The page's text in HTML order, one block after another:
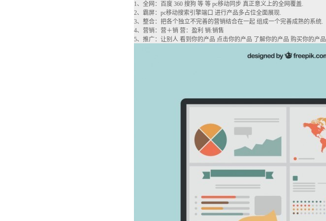
1、全网：百度 360 搜狗 等 等 pc移动同步 真正意义上的全网覆盖.
2、霸屏：pc移动搜索引擎端口 进行产品多占位全面展现.
3、整合：把各个独立不完善的营销结合在一起 组成一个完善成熟的系统.
4、营销：营＋销 营：盈利 销:销售
5、推广：让别人 看到你的产品 点击你的产品 了解你的产品 购买你的产品